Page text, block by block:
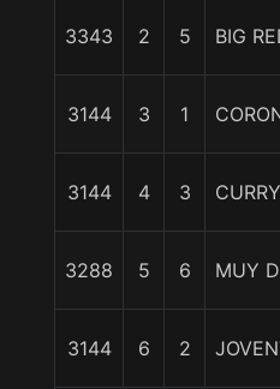
3343 2 5 BIG
3144 3 1
3144 4 3 CURRY
3288 5 6 MUY
3144 6 2